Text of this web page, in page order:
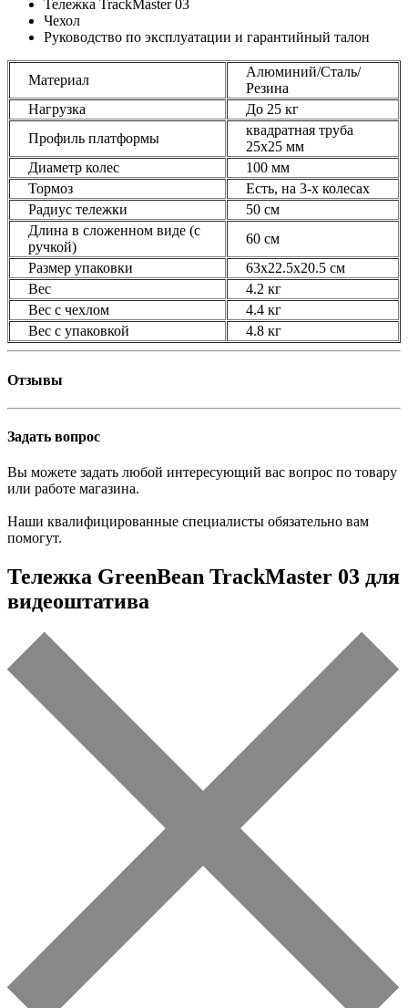
Тележка TrackMaster 03
Чехол
Руководство по эксплуатации и гарантийный талон
Материал
Алюминий/Сталь/
Резина
Нагрузка
До 25 кг
Профиль платформы
квадратная труба
25х25 мм
Диаметр колес
100 мм
Тормоз
Есть, на 3-х колесах
Радиус тележки
50 см
Длина в сложенном виде (с
ручкой)
60 см
Размер упаковки
63х22.5х20.5 см
Вес
4.2 кг
Вес с чехлом
4.4 кг
Вес с упаковкой
4.8 кг
Отзывы
Задать вопрос
Вы можете задать любой интересующий вас вопрос по товару
или работе магазина.
Наши квалифицированные специалисты обязательно вам
помогут.
Тележка GreenBean TrackMaster 03 для
видеоштатива